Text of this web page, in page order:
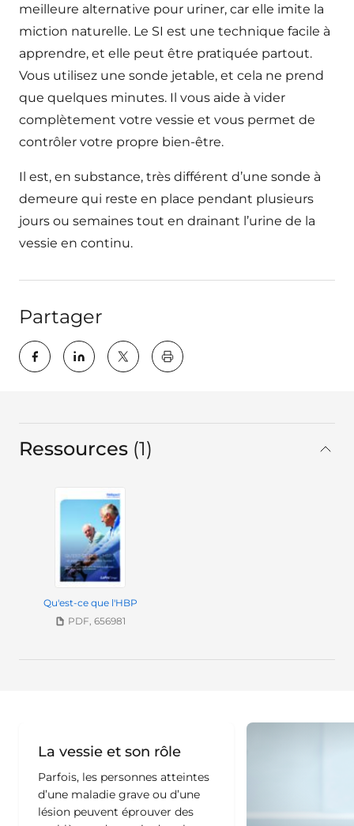
meilleure alternative pour uriner, car elle imite la
miction naturelle. Le SI est une technique facile à
apprendre, et elle peut être pratiquée partout.
Vous utilisez une sonde jetable, et cela ne prend
que quelques minutes. Il vous aide à vider
complètement votre vessie et vous permet de
contrôler votre propre bien-être.
Il est, en substance, très différent d’une sonde à
demeure qui reste en place pendant plusieurs
jours ou semaines tout en drainant l’urine de la
vessie en continu.
Partager
key:global.print-this-page
Ressources 1Au total
Qu'est-ce que l'HBP
PDF, 656981